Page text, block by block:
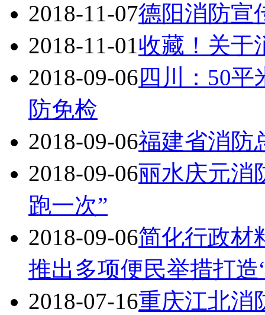
2018-11-07德阳消防宣
2018-11-01收藏！关于
2018-09-06四川：50
防免检
2018-09-06福建省消防
2018-09-06丽水庆元消
跑一次”
2018-09-06简化行政
推出多项便民举措打造
2018-07-16重庆江北消